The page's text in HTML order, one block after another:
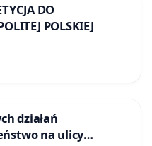
: utratę młodych
wyższego i szkół
zespołów
państwa w
energetyki, nowych
DO
POLSKIEJ
działań
na ulicy